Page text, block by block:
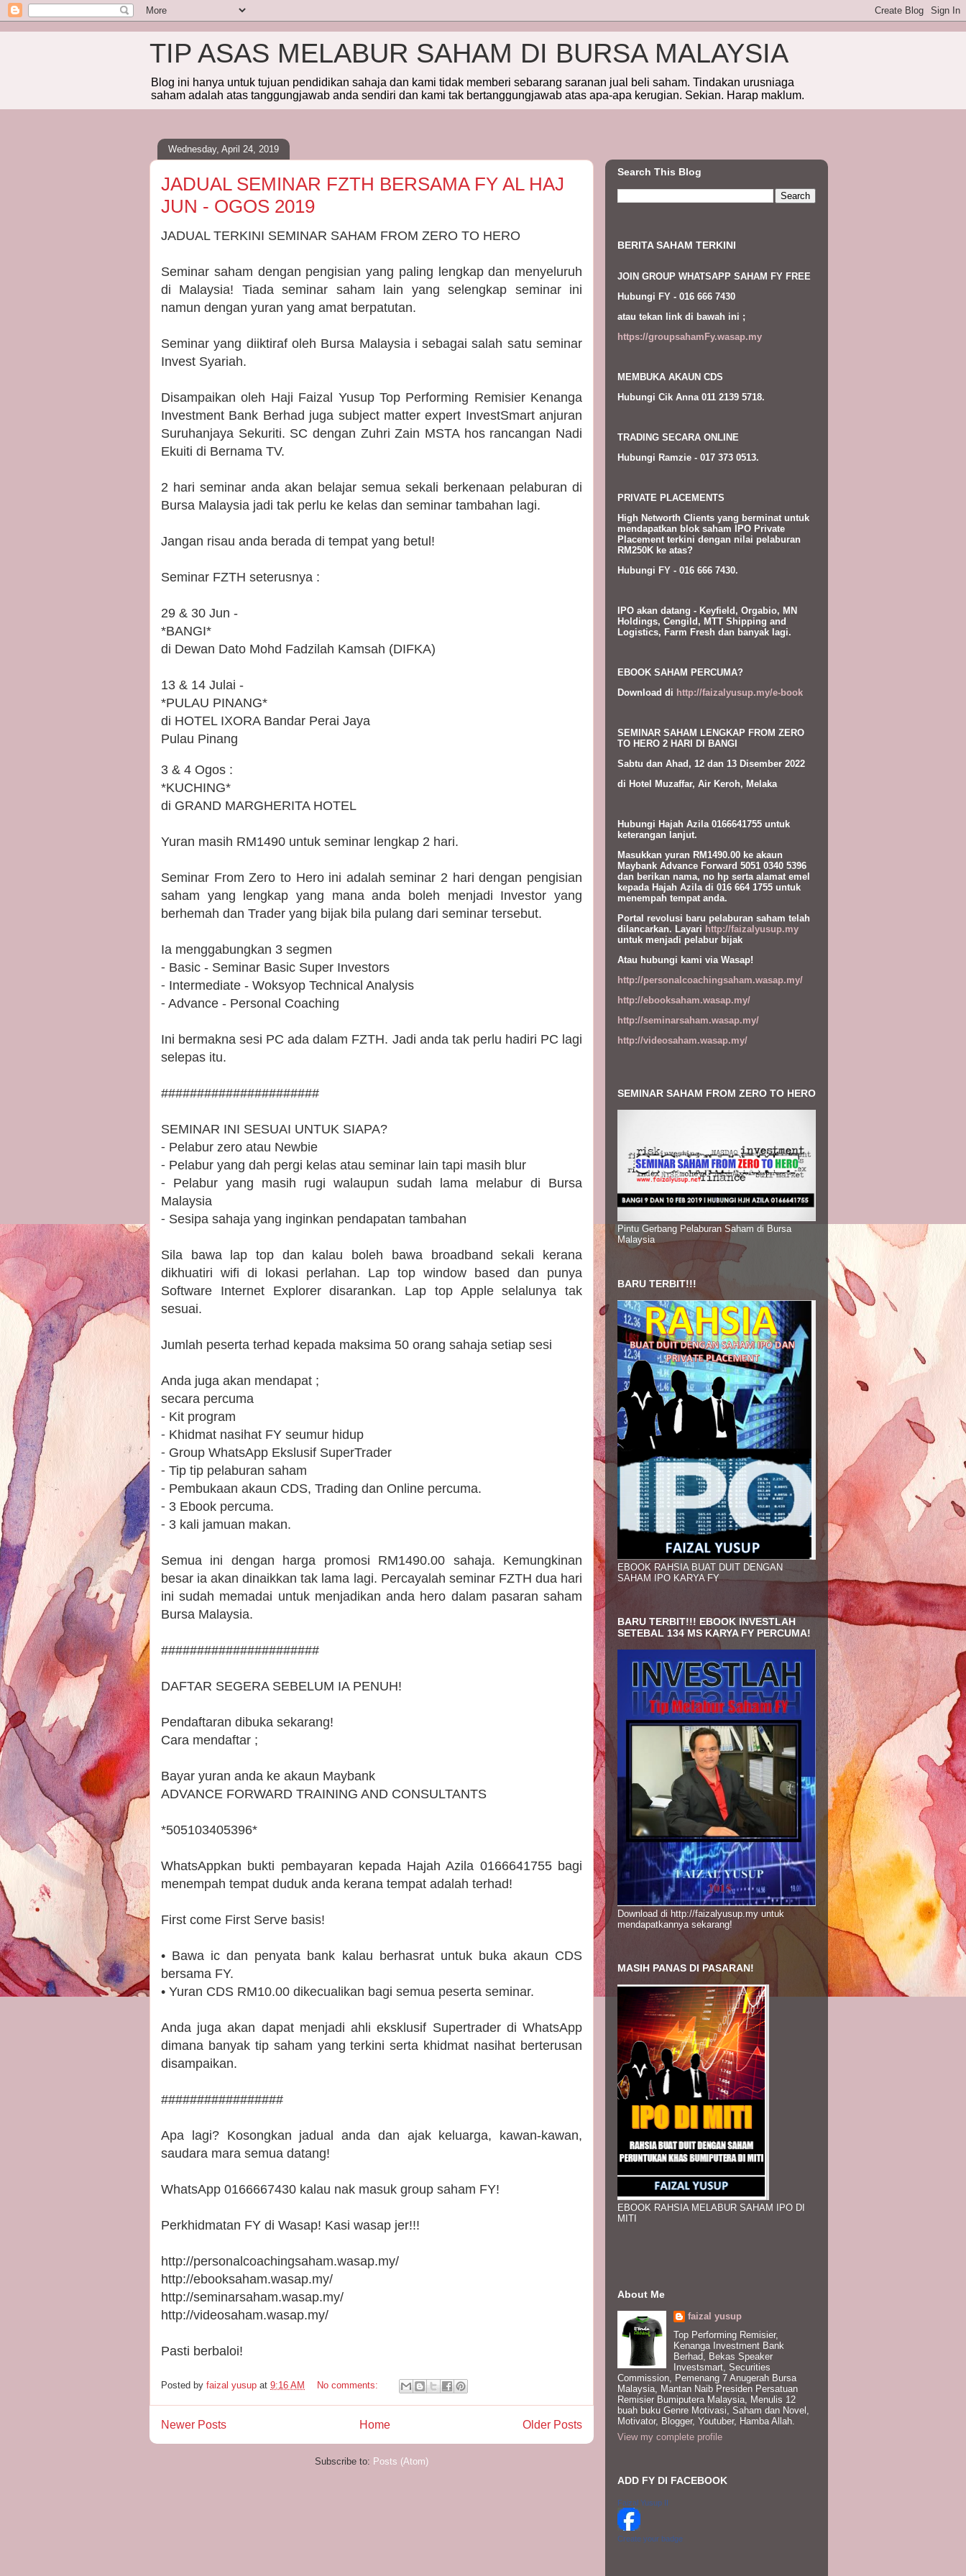
TIP ASAS MELABUR SAHAM DI BURSA MALAYSIA
Blog ini hanya untuk tujuan pendidikan sahaja dan kami tidak memberi sebarang saranan jual beli saham. Tindakan urusniaga
saham adalah atas tanggungjawab anda sendiri dan kami tak bertanggungjawab atas apa-apa kerugian. Sekian. Harap maklum.
Wednesday, April 24, 2019
JADUAL SEMINAR FZTH BERSAMA FY AL HAJ
JUN - OGOS 2019
JADUAL TERKINI SEMINAR SAHAM FROM ZERO TO HERO
Seminar saham dengan pengisian yang paling lengkap dan menyeluruh
di Malaysia! Tiada seminar saham lain yang selengkap seminar ini
namun dengan yuran yang amat berpatutan.
Seminar yang diiktiraf oleh Bursa Malaysia i sebagai salah satu seminar
Invest Syariah.
Disampaikan oleh Haji Faizal Yusup Top Performing Remisier Kenanga
Investment Bank Berhad juga subject matter expert InvestSmart anjuran
Suruhanjaya Sekuriti. SC dengan Zuhri Zain MSTA hos rancangan Nadi
Ekuiti di Bernama TV.
2 hari seminar anda akan belajar semua sekali berkenaan pelaburan di
Bursa Malaysia jadi tak perlu ke kelas dan seminar tambahan lagi.
Jangan risau anda berada di tempat yang betul!
Seminar FZTH seterusnya :
29 & 30 Jun -
*BANGI*
di Dewan Dato Mohd Fadzilah Kamsah (DIFKA)
13 & 14 Julai -
*PULAU PINANG*
di HOTEL IXORA Bandar Perai Jaya
Pulau Pinang
3 & 4 Ogos :
*KUCHING*
di GRAND MARGHERITA HOTEL
Yuran masih RM1490 untuk seminar lengkap 2 hari.
Seminar From Zero to Hero ini adalah seminar 2 hari dengan pengisian
saham yang lengkap yang mana anda boleh menjadi Investor yang
berhemah dan Trader yang bijak bila pulang dari seminar tersebut.
Ia menggabungkan 3 segmen
⁃ Basic - Seminar Basic Super Investors
⁃ Intermediate - Woksyop Technical Analysis
⁃ Advance - Personal Coaching
Ini bermakna sesi PC ada dalam FZTH. Jadi anda tak perlu hadiri PC lagi
selepas itu.
######################
SEMINAR INI SESUAI UNTUK SIAPA?
⁃ Pelabur zero atau Newbie
⁃ Pelabur yang dah pergi kelas atau seminar lain tapi masih blur
⁃ Pelabur yang masih rugi walaupun sudah lama melabur di Bursa
Malaysia
⁃ Sesipa sahaja yang inginkan pendapatan tambahan
Sila bawa lap top dan kalau boleh bawa broadband sekali kerana
dikhuatiri wifi di lokasi perlahan. Lap top window based dan punya
Software Internet Explorer disarankan. Lap top Apple selalunya tak
sesuai.
Jumlah peserta terhad kepada maksima 50 orang sahaja setiap sesi
Anda juga akan mendapat ;
secara percuma
⁃ Kit program
⁃ Khidmat nasihat FY seumur hidup
⁃ Group WhatsApp Ekslusif SuperTrader
⁃ Tip tip pelaburan saham
⁃ Pembukaan akaun CDS, Trading dan Online percuma.
⁃ 3 Ebook percuma.
⁃ 3 kali jamuan makan.
Semua ini dengan harga promosi RM1490.00 sahaja. Kemungkinan
besar ia akan dinaikkan tak lama lagi. Percayalah seminar FZTH dua hari
ini sudah memadai untuk menjadikan anda hero dalam pasaran saham
Bursa Malaysia.
######################
DAFTAR SEGERA SEBELUM IA PENUH!
Pendaftaran dibuka sekarang!
Cara mendaftar ;
Bayar yuran anda ke akaun Maybank
ADVANCE FORWARD TRAINING AND CONSULTANTS
*505103405396*
WhatsAppkan bukti pembayaran kepada Hajah Azila 0166641755 bagi
menempah tempat duduk anda kerana tempat adalah terhad!
First come First Serve basis!
• Bawa ic dan penyata bank kalau berhasrat untuk buka akaun CDS
bersama FY.
• Yuran CDS RM10.00 dikecualikan bagi semua peserta seminar.
Anda juga akan dapat menjadi ahli eksklusif Supertrader di WhatsApp
dimana banyak tip saham yang terkini serta khidmat nasihat berterusan
disampaikan.
#################
Apa lagi? Kosongkan jadual anda dan ajak keluarga, kawan-kawan,
saudara mara semua datang!
WhatsApp 0166667430 kalau nak masuk group saham FY!
Perkhidmatan FY di Wasap! Kasi wasap jer!!!
http://personalcoachingsaham.wasap.my/
http://ebooksaham.wasap.my/
http://seminarsaham.wasap.my/
http://videosaham.wasap.my/
Pasti berbaloi!
Posted by faizal yusup at 9:16 AM No comments:
Newer Posts Older Posts
Home
Subscribe to: Posts (Atom)
Search This Blog
BERITA SAHAM TERKINI
JOIN GROUP WHATSAPP SAHAM FY FREE
Hubungi FY - 016 666 7430
atau tekan link di bawah ini ;
https://groupsahamFy.wasap.my
MEMBUKA AKAUN CDS
Hubungi Cik Anna 011 2139 5718.
TRADING SECARA ONLINE
Hubungi Ramzie - 017 373 0513.
PRIVATE PLACEMENTS
High Networth Clients yang berminat untuk
mendapatkan blok saham IPO Private
Placement terkini dengan nilai pelaburan
RM250K ke atas?
Hubungi FY - 016 666 7430.
IPO akan datang - Keyfield, Orgabio, MN
Holdings, Cengild, MTT Shipping and
Logistics, Farm Fresh dan banyak lagi.
EBOOK SAHAM PERCUMA?
Download di http://faizalyusup.my/e-book
SEMINAR SAHAM LENGKAP FROM ZERO
TO HERO 2 HARI DI BANGI
Sabtu dan Ahad, 12 dan 13 Disember 2022
di Hotel Muzaffar, Air Keroh, Melaka
Hubungi Hajah Azila 0166641755 untuk
keterangan lanjut.
Masukkan yuran RM1490.00 ke akaun
Maybank Advance Forward 5051 0340 5396
dan berikan nama, no hp serta alamat emel
kepada Hajah Azila di 016 664 1755 untuk
menempah tempat anda.
Portal revolusi baru pelaburan saham telah
dilancarkan. Layari http://faizalyusup.my
untuk menjadi pelabur bijak
Atau hubungi kami via Wasap!
http://personalcoachingsaham.wasap.my/
http://ebooksaham.wasap.my/
http://seminarsaham.wasap.my/
http://videosaham.wasap.my/
SEMINAR SAHAM FROM ZERO TO HERO
Pintu Gerbang Pelaburan Saham di Bursa
Malaysia
BARU TERBIT!!!
EBOOK RAHSIA BUAT DUIT DENGAN
SAHAM IPO KARYA FY
BARU TERBIT!!! EBOOK INVESTLAH
SETEBAL 134 MS KARYA FY PERCUMA!
Download di http://faizalyusup.my untuk
mendapatkannya sekarang!
MASIH PANAS DI PASARAN!
EBOOK RAHSIA MELABUR SAHAM IPO DI
MITI
About Me
faizal yusup
Top Performing Remisier,
Kenanga Investment Bank
Berhad, Bekas Speaker
Investsmart, Securities
Commission, Pemenang 7 Anugerah Bursa
Malaysia, Mantan Naib Presiden Persatuan
Remisier Bumiputera Malaysia, Menulis 12
buah buku Genre Motivasi, Saham dan Novel,
Motivator, Blogger, Youtuber, Hamba Allah.
View my complete profile
ADD FY DI FACEBOOK
Faizal Yusup II
Create your badge